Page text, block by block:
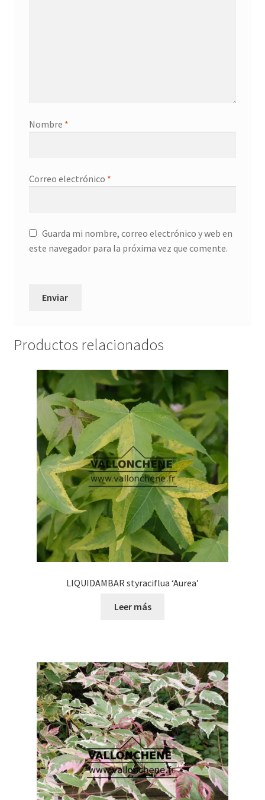
Nombre *
Correo electrónico *
Guarda mi nombre, correo electrónico y web en
este navegador para la próxima vez que comente.
Productos relacionados
LIQUIDAMBAR styraciflua ‘Aurea’
Leer más